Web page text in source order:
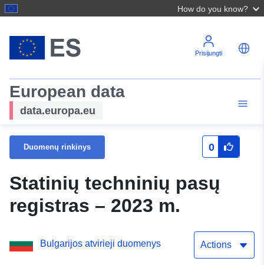
How do you know?
Prisijungti
European data
data.europa.eu
Duomenų rinkinys 0
Statinių techninių pasų
registras – 2023 m.
Bulgarijos atvirieji duomenys Actions